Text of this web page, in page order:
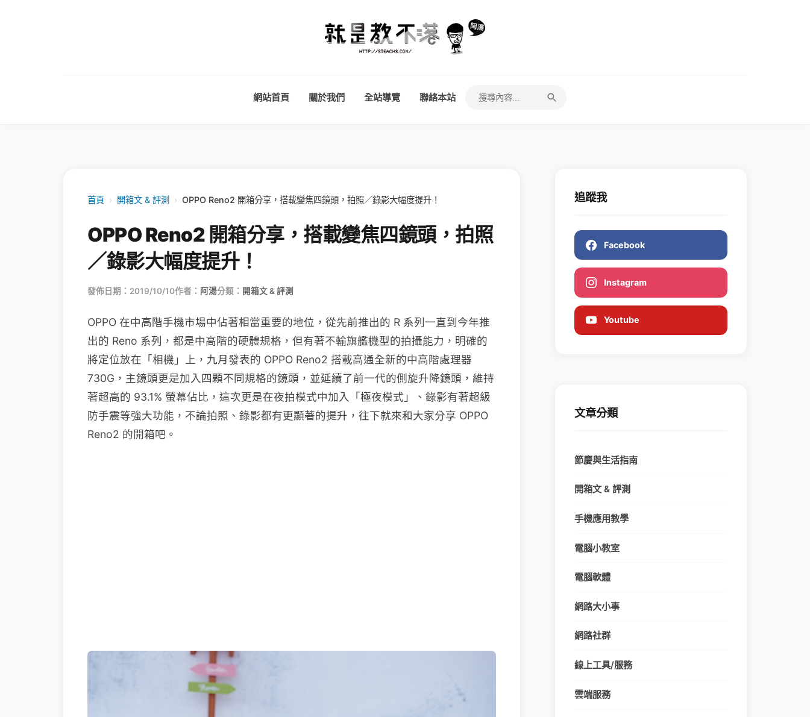
網站首頁 關於我們 全站導覽 聯絡本站
首頁 › 開箱文 & 評測 › OPPO Reno2 開箱分享，搭載變焦四鏡頭，拍照／錄影大幅度提升！
OPPO Reno2 開箱分享，搭載變焦四鏡頭，拍照
／錄影大幅度提升！
發佈日期：2019/10/10作者： 阿湯分類： 開箱文 & 評測
OPPO 在中高階手機市場中佔著相當重要的地位，從先前推出的 R 系列一直到今年推
出的 Reno 系列，都是中高階的硬體規格，但有著不輸旗艦機型的拍攝能力，明確的
將定位放在「相機」上，九月發表的 OPPO Reno2 搭載高通全新的中高階處理器
730G，主鏡頭更是加入四顆不同規格的鏡頭，並延續了前一代的側旋升降鏡頭，維持
著超高的 93.1% 螢幕佔比，這次更是在夜拍模式中加入「極夜模式」、錄影有著超級
防手震等強大功能，不論拍照、錄影都有更顯著的提升，往下就來和大家分享 OPPO
Reno2 的開箱吧。
追蹤我
Facebook
Instagram
Youtube
文章分類
節慶與生活指南
開箱文 & 評測
手機應用教學
電腦小教室
電腦軟體
網路大小事
網路社群
線上工具/服務
雲端服務